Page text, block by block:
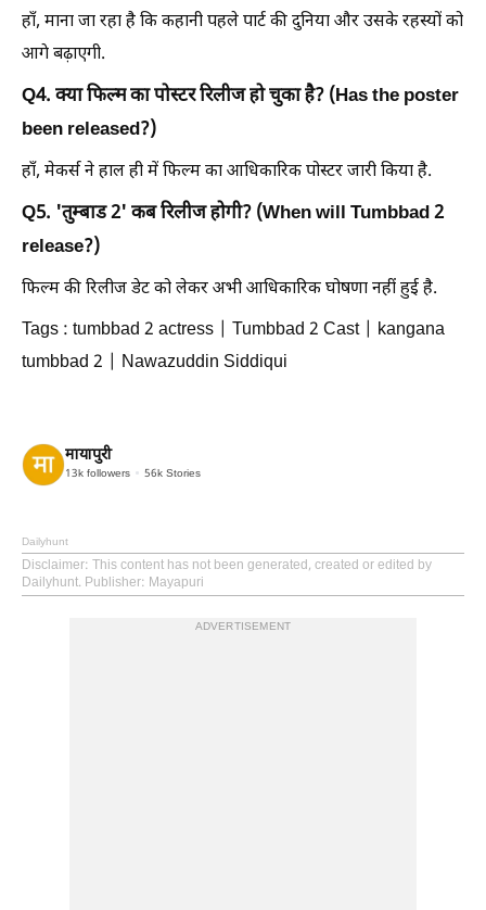
हाँ, माना जा रहा है कि कहानी पहले पार्ट की दुनिया और उसके रहस्यों को
आगे बढ़ाएगी.
Q4. क्या फिल्म का पोस्टर रिलीज हो चुका है? (Has the poster
been released?)
हाँ, मेकर्स ने हाल ही में फिल्म का आधिकारिक पोस्टर जारी किया है.
Q5. 'तुम्बाड 2' कब रिलीज होगी? (When will Tumbbad 2
release?)
फिल्म की रिलीज डेट को लेकर अभी आधिकारिक घोषणा नहीं हुई है.
Tags : tumbbad 2 actress | Tumbbad 2 Cast | kangana
tumbbad 2 | Nawazuddin Siddiqui
मायापुरी
13k followers 56k Stories
Dailyhunt
Disclaimer: This content has not been generated, created or edited by
Dailyhunt. Publisher: Mayapuri
ADVERTISEMENT